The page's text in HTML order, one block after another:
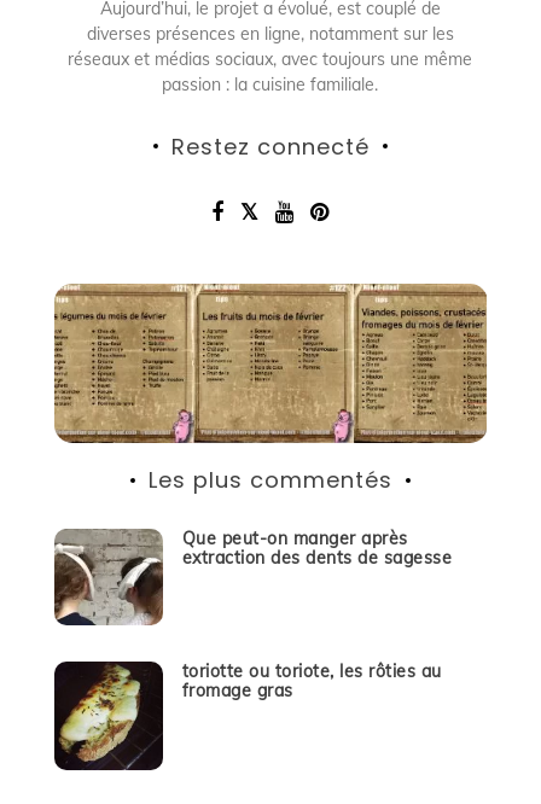
Aujourd’hui, le projet a évolué, est couplé de
diverses présences en ligne, notamment sur les
réseaux et médias sociaux, avec toujours une même
passion : la cuisine familiale.
Restez connecté
Les plus commentés
Que peut-on manger après
extraction des dents de sagesse
toriotte ou toriote, les rôties au
fromage gras